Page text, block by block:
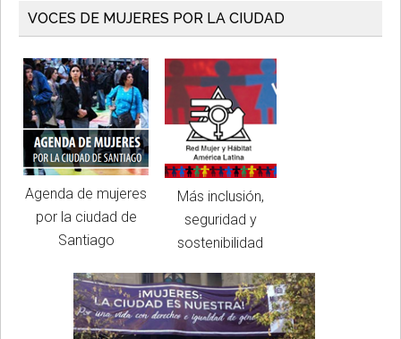
VOCES DE MUJERES POR LA CIUDAD
Agenda de mujeres
por la ciudad de
Santiago
Más inclusión,
seguridad y
sostenibilidad